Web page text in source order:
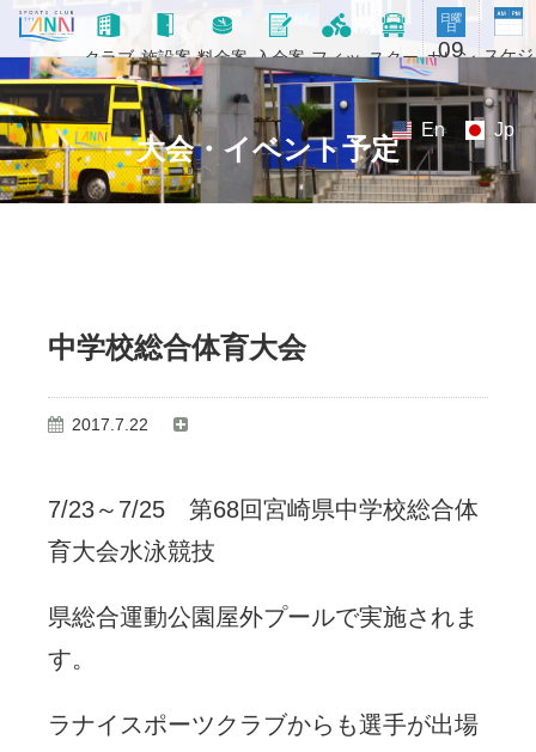
En Jp
クラブ
概要
施設案
内
料金案 入会案
内
フィッ
トネス
スクー
ル
日曜
日
09
カレン
ダー
スケジ
ュール
大会・イベント予定
中学校総合体育大会
2017.7.22
7/23～7/25 第68回宮崎県中学校総合体
育大会水泳競技
県総合運動公園屋外プールで実施されま
す。
ラナイスポーツクラブからも選手が出場